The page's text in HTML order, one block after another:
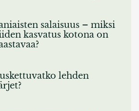
salaisuus – miksi
kasvatus kotona on
lehden